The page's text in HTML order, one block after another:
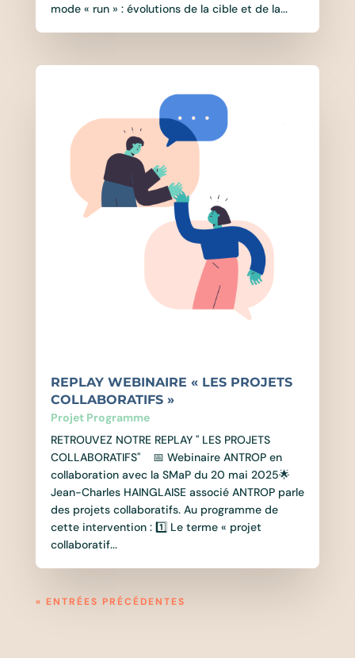
mode « run » : évolutions de la cible et de la...
REPLAY WEBINAIRE « LES PROJETS
COLLABORATIFS »
Projet Programme
RETROUVEZ NOTRE REPLAY " LES PROJETS
COLLABORATIFS" 📅 Webinaire ANTROP en
collaboration avec la SMaP du 20 mai 2025🌟
Jean-Charles HAINGLAISE associé ANTROP parle
des projets collaboratifs. Au programme de
cette intervention : 1️⃣ Le terme « projet
collaboratif...
« ENTRÉES PRÉCÉDENTES